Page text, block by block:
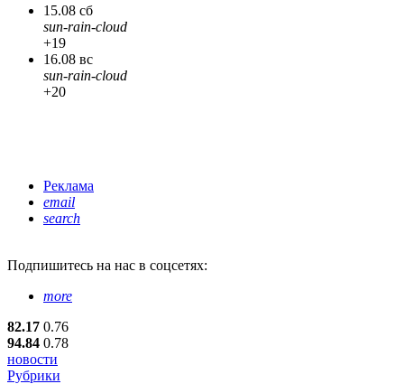
15.08 сб
sun-rain-cloud
+19
16.08 вс
sun-rain-cloud
+20
Реклама
email
search
Подпишитесь на нас в соцсетях:
more
82.17 0.76
94.84 0.78
новости
Рубрики